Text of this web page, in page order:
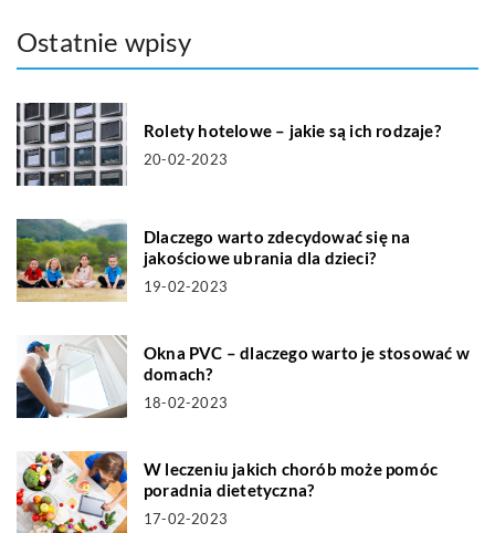
Ostatnie wpisy
Rolety hotelowe – jakie są ich rodzaje?
20-02-2023
Dlaczego warto zdecydować się na
jakościowe ubrania dla dzieci?
19-02-2023
Okna PVC – dlaczego warto je stosować w
domach?
18-02-2023
W leczeniu jakich chorób może pomóc
poradnia dietetyczna?
17-02-2023